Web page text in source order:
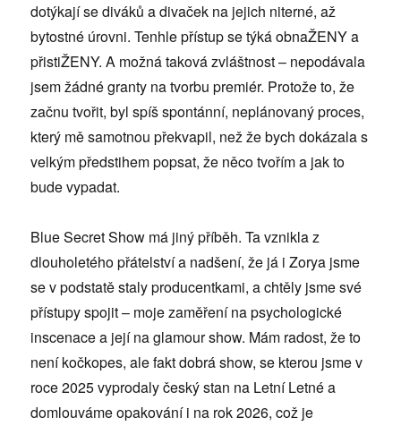
dotýkají se diváků a divaček na jejich niterné, až
bytostné úrovni. Tenhle přístup se týká obnaŽENY a
přistiŽENY. A možná taková zvláštnost – nepodávala
jsem žádné granty na tvorbu premiér. Protože to, že
začnu tvořit, byl spíš spontánní, neplánovaný proces,
který mě samotnou překvapil, než že bych dokázala s
velkým předstihem popsat, že něco tvořím a jak to
bude vypadat.
Blue Secret Show má jiný příběh. Ta vznikla z
dlouholetého přátelství a nadšení, že já i Zorya jsme
se v podstatě staly producentkami, a chtěly jsme své
přístupy spojit – moje zaměření na psychologické
inscenace a její na glamour show. Mám radost, že to
není kočkopes, ale fakt dobrá show, se kterou jsme v
roce 2025 vyprodaly český stan na Letní Letné a
domlouváme opakování i na rok 2026, což je